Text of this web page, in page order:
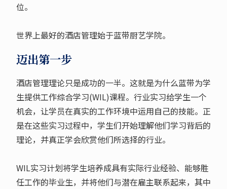
位。
世界上最好的酒店管理始于蓝带厨艺学院。
迈出第一步
酒店管理理论只是成功的一半。这就是为什么蓝带为学
生提供工作综合学习(WIL)课程。行业实习给学生一个
机会，让学员在真实的工作环境中运用自己的技能。正
是在这些实习过程中，学生们开始理解他们学习背后的
理论，并真正学会欣赏他们所选择的行业。
WIL实习计划将学生培养成具有实际行业经验、能够胜
任工作的毕业生，并将他们与潜在雇主联系起来，其中